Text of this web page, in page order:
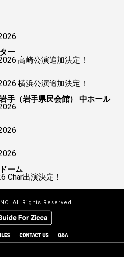
ー
高崎公演追加決定！
横浜公演追加決定！
手（岩手県民会館） 中ホール
ーム
Char出演決定！
All Rights Reserved.